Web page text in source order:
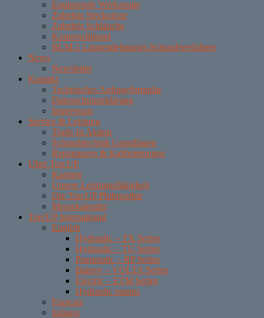
Ergänzende Werkzeuge
Zubehör Stecknüsse
Zubehör Schläuche
Konterschlüssel
BLM-1 Längendehnungs-Schraubverfahren
News
Newsletter
Kontakt
Technisches Anfrageformular
Datenschutzerklärung
Impressum
Service & Leistung
Trade-In Aktion
Schraubtechnik Grundlagen
Reparaturen & Kalibrierungen
Über TorcUP
Karriere
Unsere Leistungsfähigkeit
Die TorcUP Philosophie
Messekalender
TorcUP International
English
Hydraulic – TX Series
Hydraulic – TU Series
Pneumatic – RP Series
Battery – VOLTA Series
Electric – ETM Series
Hydraulic pumps
Francais
Italiano